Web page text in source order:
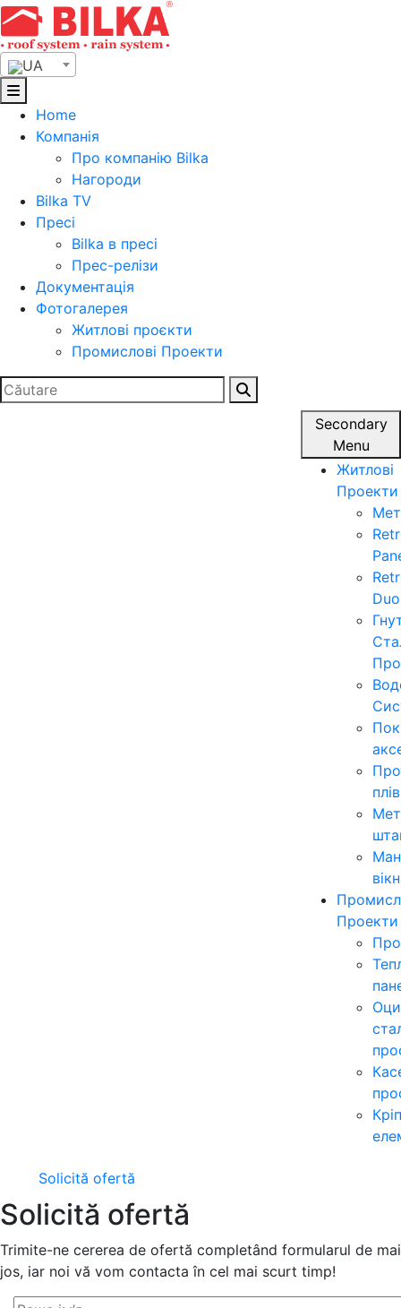
Skip
to
content
UA
Home
Компанія
Про компанію Bilka
Нагороди
Bilka TV
Пресі
Bilka в пресі
Прес-релізи
Документація
Фотогалерея
Житлові проєкти
Промислові Проекти
Search
for:
Secondary
Menu
Житлові
Проекти
Duo
Проекти
Solicită ofertă
Solicită ofertă
Trimite-ne cererea de ofertă completând formularul de mai
jos, iar noi vă vom contacta în cel mai scurt timp!